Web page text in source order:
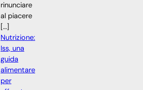
rinunciare
al piacere
[…]
Nutrizione:
Iss, una
guida
alimentare
per